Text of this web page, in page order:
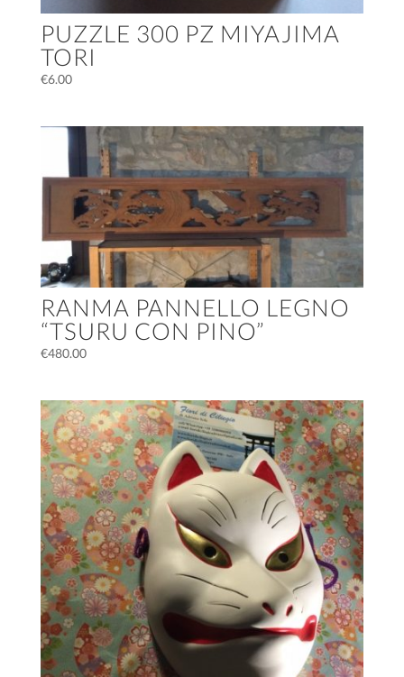
PUZZLE 300 PZ MIYAJIMA
TORI
€6.00
RANMA PANNELLO LEGNO
“TSURU CON PINO”
€480.00